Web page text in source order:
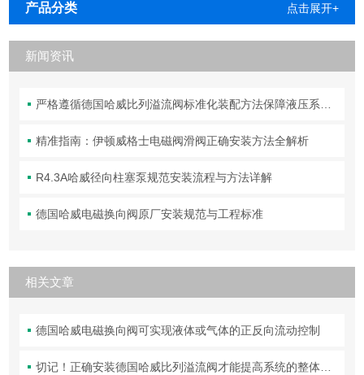
产品分类 点击展开+
新闻资讯
严格遵循德国哈威比列溢流阀标准化装配方法保障液压系统压力调控精准可靠
精准指南：伊顿威格士电磁阀滑阀正确安装方法全解析
R4.3A哈威径向柱塞泵规范安装流程与方法详解
德国哈威电磁换向阀原厂安装规范与工程标准
相关文章
德国哈威电磁换向阀可实现液体或气体的正反向流动控制
切记！正确安装德国哈威比列溢流阀才能提高系统的整体性能